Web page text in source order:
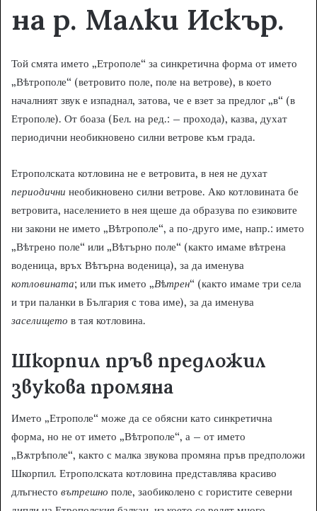
на р. Малки Искър.
Той смята името „Етрополе“ за синкретична форма от името
„Вѣтрополе“ (ветровито поле, поле на ветрове), в което
началният звук е изпаднал, затова, че е взет за предлог „в“ (в
Етрополе). От боаза (Бел. на ред.: – прохода), казва, духат
периодични необикновено силни ветрове към града.
Етрополската котловина не е ветровита, в нея не духат
периодични необикновено силни ветрове. Ако котловината бе
ветровита, населението в нея щеше да образува по езиковите
ни закони не името „Вѣтрополе“, а по-друго име, напр.: името
„Вѣтрено поле“ или „Вѣтърно поле“ (както имаме вѣтрена
воденица, връх Вѣтърна воденица), за да именува
котловината; или пък името „Вѣтрен“ (както имаме три села
и три паланки в България с това име), за да именува
заселището в тая котловина.
Шкорпил пръв предложил
звукова промяна
Името „Етрополе“ може да се обясни като синкретична
форма, но не от името „Вѣтрополе“, а – от името
„Вѫтрѣполе“, както с малка звукова промяна пръв предположи
Шкорпил. Етрополската котловина представлява красиво
длъгнесто вътрешно поле, заобиколено с гористите северни